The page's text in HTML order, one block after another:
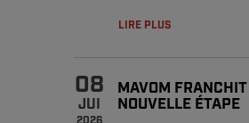
LIRE PLUS
08
JUI
MAVOM
NOUVELLE ÉTAPE